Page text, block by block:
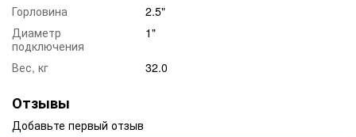
Экономичный расход соли и функция подачи сигнала при
отсутствии соли в соляном баке.
Устойчивость к реагентам.
Возможность просматривать сохранённую информацию
Данная система комплектуется солевым баком на 70 л, что
даёт возможность забыть на время о обслуживании
Горловина
2.5"
Диаметр
подключения
1"
Вес, кг 32.0
Отзывы
Добавьте первый отзыв